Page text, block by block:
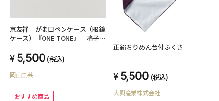
京友禅 がま口ペンケース（眼鏡
ケース）『ONE TONE』 格子
5,500 (税込)
岡山工芸
おすすめ商品
正絹ちりめん台付ふくさ
5,500 (税込)
大興産業株式会社